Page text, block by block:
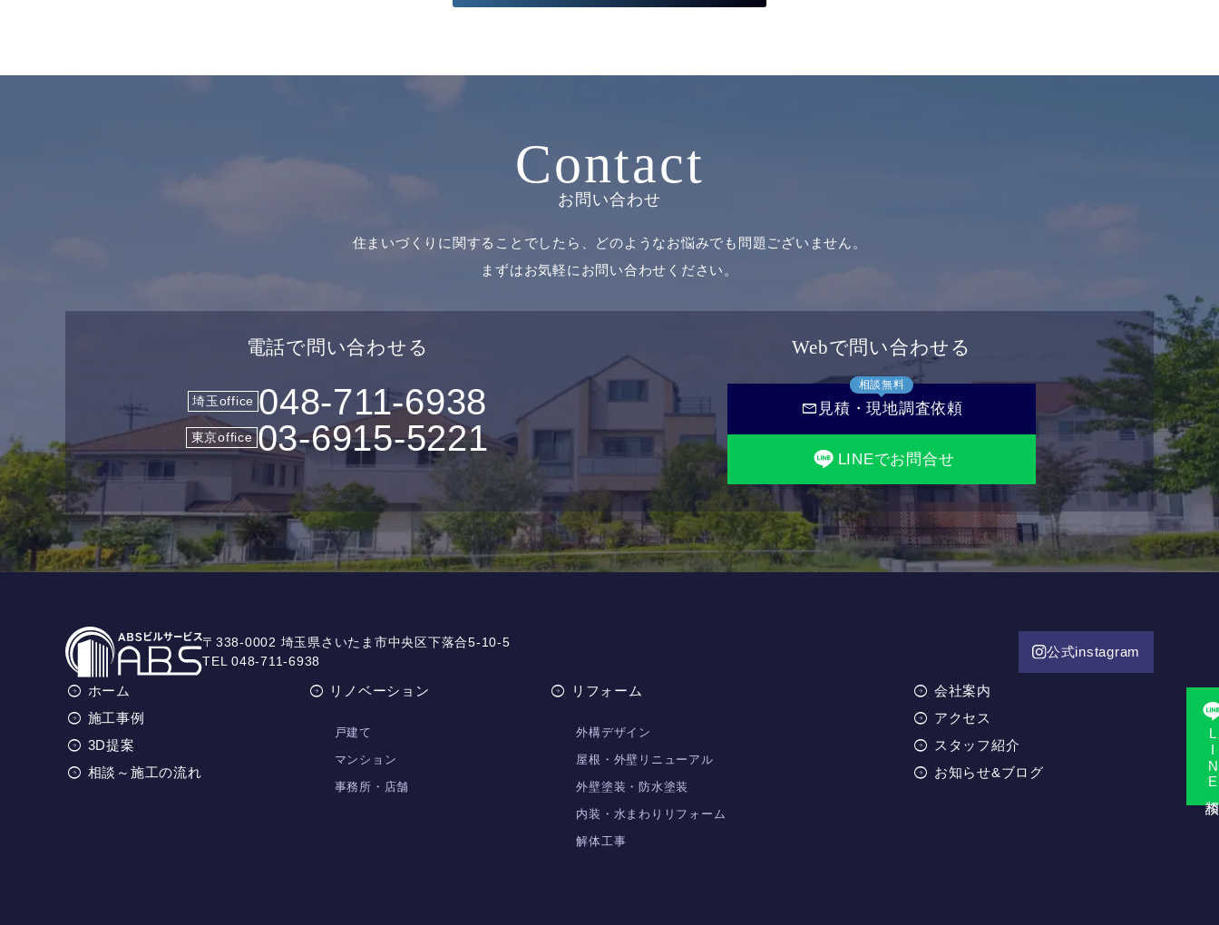
Contact
お問い合わせ
住まいづくりに関することでしたら、どのようなお悩みでも問題ございません。
まずはお気軽にお問い合わせください。
電話で問い合わせる
埼玉office 048-711-6938
東京office 03-6915-5221
Webで問い合わせる
相談無料
mail 見積・現地調査依頼
LINEでお問合せ
〒338-0002 埼玉県さいたま市中央区下落合5-10-5
TEL 048-711-6938
公式instagram
ホーム
施工事例
3D提案
相談～施工の流れ
リノベーション
戸建て
マンション
事務所・店舗
リフォーム
外構デザイン
屋根・外壁リニューアル
外壁塗装・防水塗装
内装・水まわりリフォーム
解体工事
会社案内
アクセス
スタッフ紹介
お知らせ&ブログ